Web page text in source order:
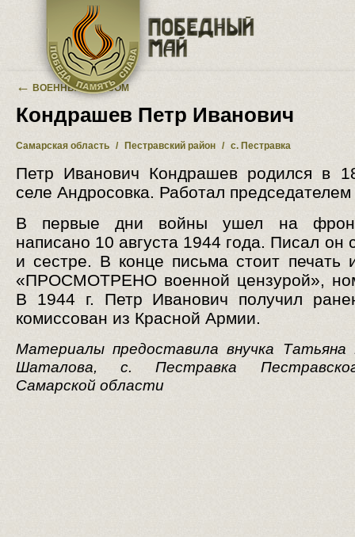
Перейти к основному содержанию
← ВОЕННЫЙ АЛЬБОМ
Кондрашев Петр Иванович
Самарская область / Пестравский район / с. Пестравка
Петр Иванович Кондрашев родился в
селе Андросовка. Работал председателем
В первые дни войны ушел на
написано 10 августа 1944 года. Писал он
и сестре. В конце письма стоит печать
«ПРОСМОТРЕНО военной цензурой»,
В 1944 г. Петр Иванович получил
комиссован из Красной Армии.
Материалы предоставила внучка Татьяна
Шаталова, с. Пестравка
Самарской области